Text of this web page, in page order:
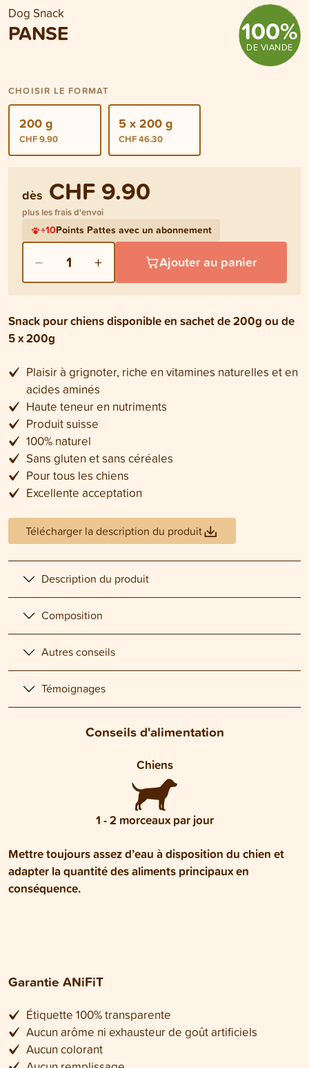
Dog Snack
PANSE 100%
DE VIANDE
CHOISIR LE FORMAT
200 g
CHF 9.90
5 x 200 g
CHF 46.30
dès CHF 9.90
plus les frais d'envoi
+10Points Pattes avec un abonnement
− 1 + Ajouter au panier
Snack pour chiens disponible en sachet de 200g ou de
5 x 200g
Plaisir à grignoter, riche en vitamines naturelles et en
acides aminés
Haute teneur en nutriments
Produit suisse
100% naturel
Sans gluten et sans céréales
Pour tous les chiens
Excellente acceptation
Télécharger la description du produit
Description du produit
Composition
Autres conseils
Témoignages
Conseils d'alimentation
Chiens
1 - 2 morceaux par jour
Mettre toujours assez d’eau à disposition du chien et
adapter la quantité des aliments principaux en
conséquence.
Garantie ANiFiT
Étiquette 100% transparente
Aucun arôme ni exhausteur de goût artificiels
Aucun colorant